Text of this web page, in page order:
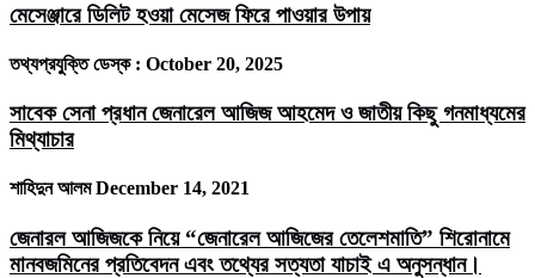
মেসেঞ্জারে ডিলিট হওয়া মেসেজ ফিরে পাওয়ার উপায়
তথ্যপ্রযুক্তি ডেস্ক : October 20, 2025
সাবেক সেনা প্রধান জেনারেল আজিজ আহমেদ ও জাতীয় কিছু গনমাধ্যমের
মিথ্যাচার
শাহিদুন আলমDecember 14, 2021
জেনারল আজিজকে নিয়ে “জেনারেল আজিজের তেলেশমাতি” শিরোনামে
মানবজমিনের প্রতিবেদন এবং তথ্যের সত্যতা যাচাই এ অনুসন্ধান।